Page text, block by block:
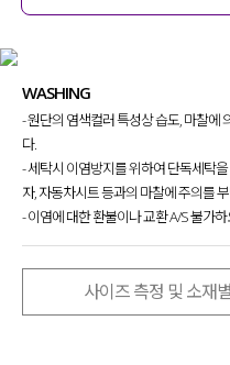
WASHING
- 원단의 염색컬러 특성상 습도, 마찰에
다.
- 세탁시 이염방지를 위하여 단독세탁
자, 자동차시트 등과의 마찰에 주의를
- 이염에 대한 환불이나 교환 A/S 불가
사이즈 측정 및 소재